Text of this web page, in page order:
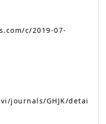
c/2019-07-
journals/GHJK/detai